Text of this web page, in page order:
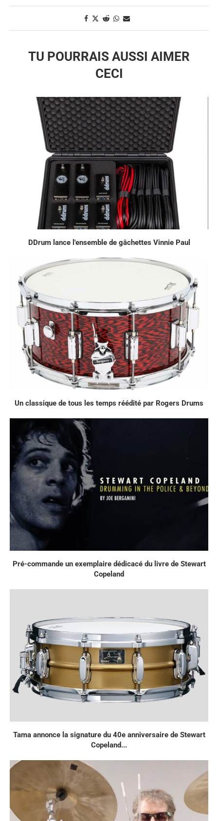
TU POURRAIS AUSSI AIMER
CECI
DDrum lance l'ensemble de gâchettes Vinnie Paul
Un classique de tous les temps réédité par Rogers Drums
Pré-commande un exemplaire dédicacé du livre de Stewart
Copeland
Tama annonce la signature du 40e anniversaire de Stewart
Copeland...